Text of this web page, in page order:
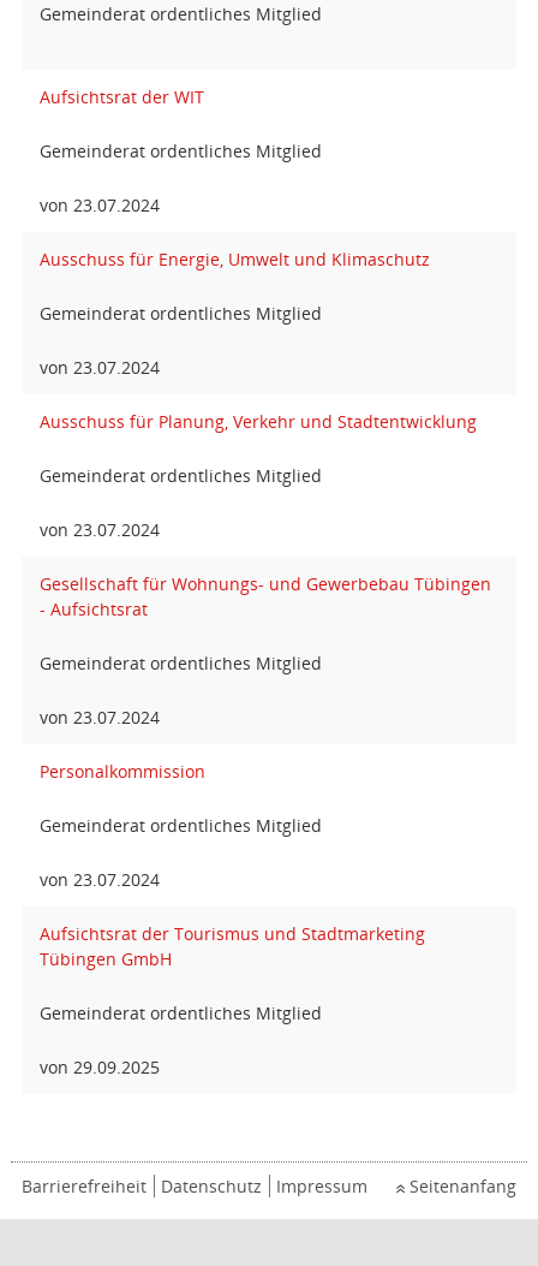
Gemeinderat ordentliches Mitglied
Aufsichtsrat der WIT
Gemeinderat ordentliches Mitglied
von 23.07.2024
Ausschuss für Energie, Umwelt und Klimaschutz
Gemeinderat ordentliches Mitglied
von 23.07.2024
Ausschuss für Planung, Verkehr und Stadtentwicklung
Gemeinderat ordentliches Mitglied
von 23.07.2024
Gesellschaft für Wohnungs- und Gewerbebau Tübingen
- Aufsichtsrat
Gemeinderat ordentliches Mitglied
von 23.07.2024
Personalkommission
Gemeinderat ordentliches Mitglied
von 23.07.2024
Aufsichtsrat der Tourismus und Stadtmarketing
Tübingen GmbH
Gemeinderat ordentliches Mitglied
von 29.09.2025
Barrierefreiheit Datenschutz Impressum Seitenanfang